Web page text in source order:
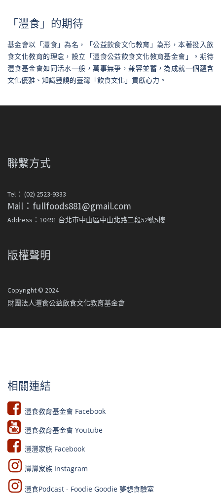
「灃食」的期待
基金會以「灃食」為名，「公益飲食文化教育」為形，本著投入飲
食文化教育的理念，設立「灃食公益飲食文化教育基金會」。期待
灃食基金會如同活水一般，萬事無爭，兼容並蓄，為成就一個蘊含
文化優雅、知識豐饒的臺灣「飲食文化」貢獻心力。
聯繫方式
Tel： (02) 2523-9333
Mail：fullfoods881@gmail.com
Address：10491 台北市中山區中山北路二段52號5樓
版權聲明
Copyright © 2024
財團法人灃食公益飲食文化教育基金會
相關連結
灃食教育基金會 Facebook​
灃食教育基金會 Youtube​​
灃灃家族 Facebook
灃灃家族 Instagram
灃食Podcast - Foodie Goodie 夢想食驗室​